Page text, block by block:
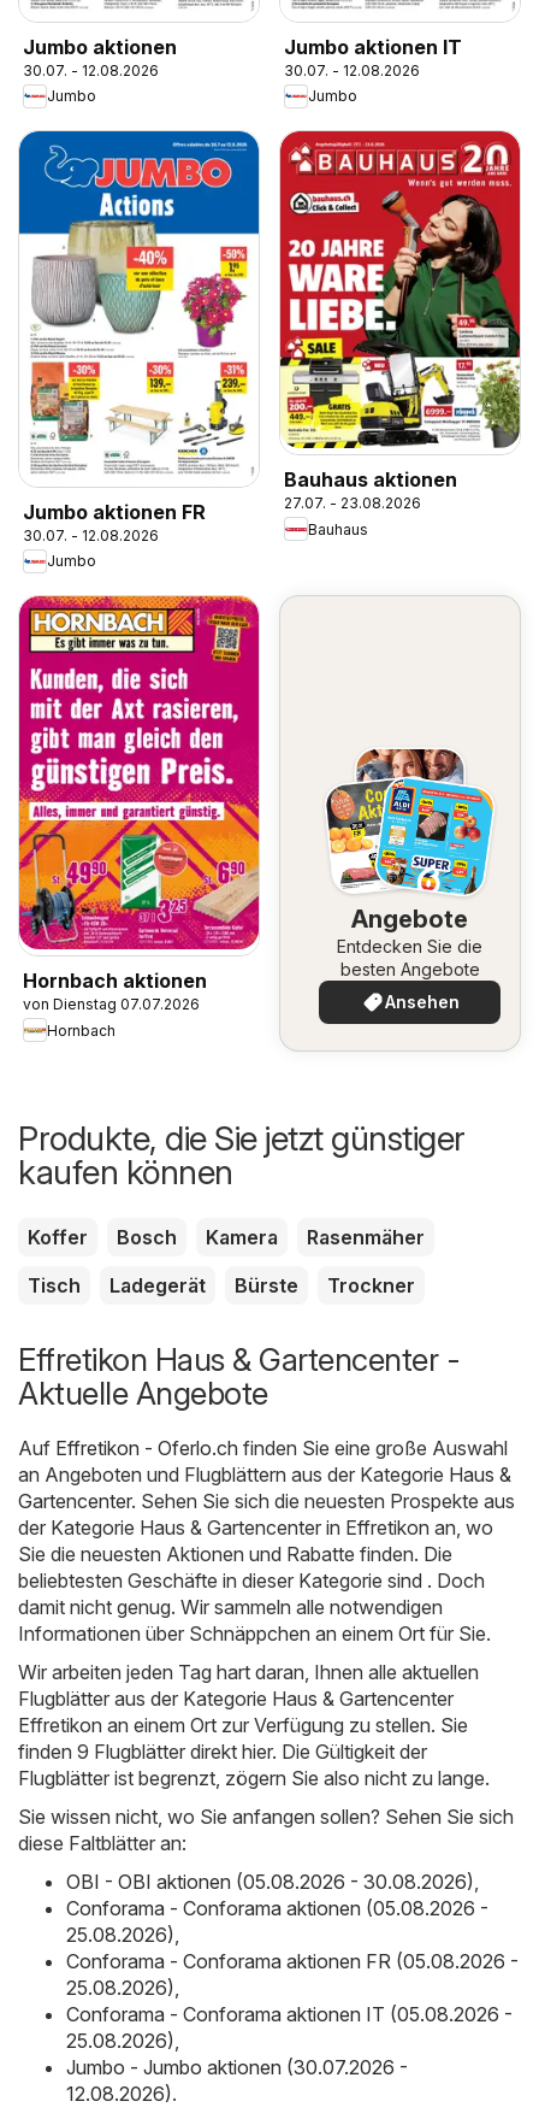
Jumbo aktionen
30.07. - 12.08.2026
Jumbo
Jumbo aktionen IT
30.07. - 12.08.2026
Jumbo
Jumbo aktionen FR
30.07. - 12.08.2026
Jumbo
Bauhaus aktionen
27.07. - 23.08.2026
Bauhaus
Hornbach aktionen
von Dienstag 07.07.2026
Hornbach
Angebote
Entdecken Sie die
besten Angebote
Ansehen
Produkte, die Sie jetzt günstiger
kaufen können
Koffer Bosch Kamera
Rasenmäher
Tisch
Ladegerät Bürste Trockner
Effretikon Haus & Gartencenter -
Aktuelle Angebote
Auf Effretikon - Oferlo.ch finden Sie eine große Auswahl
an Angeboten und Flugblättern aus der Kategorie Haus &
Gartencenter. Sehen Sie sich die neuesten Prospekte aus
der Kategorie Haus & Gartencenter in Effretikon an, wo
Sie die neuesten Aktionen und Rabatte finden. Die
beliebtesten Geschäfte in dieser Kategorie sind . Doch
damit nicht genug. Wir sammeln alle notwendigen
Informationen über Schnäppchen an einem Ort für Sie.
Wir arbeiten jeden Tag hart daran, Ihnen alle aktuellen
Flugblätter aus der Kategorie Haus & Gartencenter
Effretikon an einem Ort zur Verfügung zu stellen. Sie
finden 9 Flugblätter direkt hier. Die Gültigkeit der
Flugblätter ist begrenzt, zögern Sie also nicht zu lange.
Sie wissen nicht, wo Sie anfangen sollen? Sehen Sie sich
diese Faltblätter an:
OBI - OBI aktionen (05.08.2026 - 30.08.2026),
Conforama - Conforama aktionen (05.08.2026 -
25.08.2026),
Conforama - Conforama aktionen FR (05.08.2026 -
25.08.2026),
Conforama - Conforama aktionen IT (05.08.2026 -
25.08.2026),
Jumbo - Jumbo aktionen (30.07.2026 -
12.08.2026).